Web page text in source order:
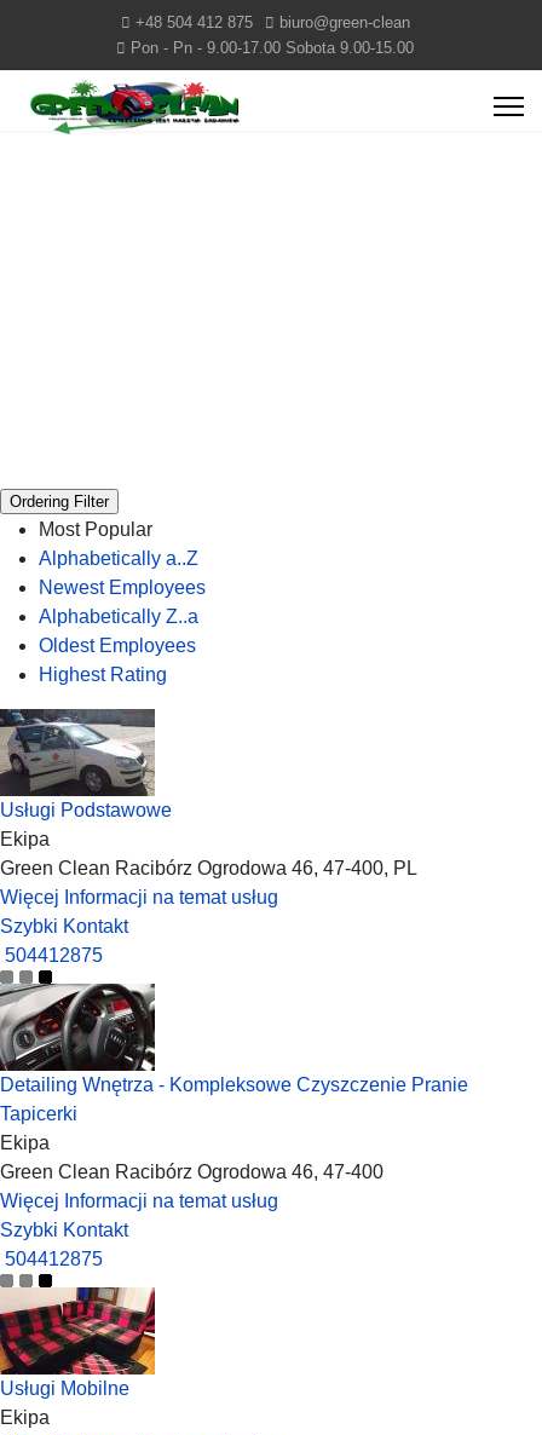
+48 504 412 875
biuro@green-clean
Pon - Pn - 9.00-17.00 Sobota 9.00-15.00
Ordering Filter
Most Popular
Alphabetically a..Z
Newest Employees
Alphabetically Z..a
Oldest Employees
Highest Rating
Usługi Podstawowe
Ekipa
Green Clean Racibórz Ogrodowa 46, 47-400, PL
Więcej Informacji na temat usług
Szybki Kontakt
504412875
Detailing Wnętrza - Kompleksowe Czyszczenie Pranie
Tapicerki
Ekipa
Green Clean Racibórz Ogrodowa 46, 47-400
Więcej Informacji na temat usług
Szybki Kontakt
504412875
Usługi Mobilne
Ekipa